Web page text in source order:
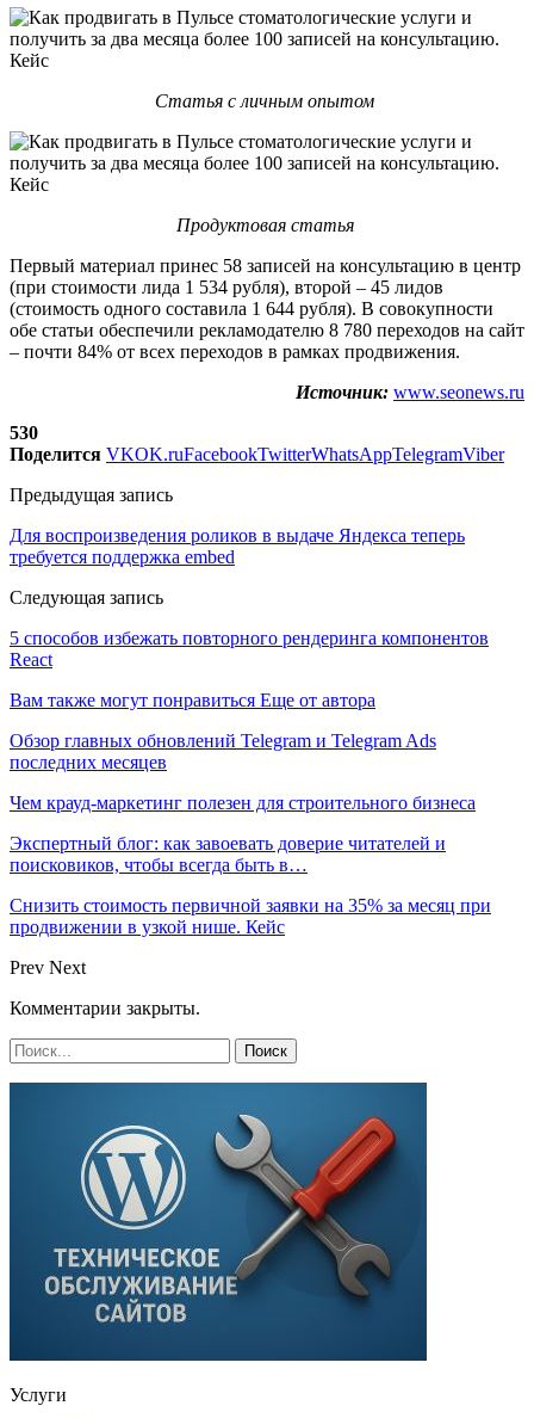
Статья с личным опытом
Продуктовая статья
Первый материал принес 58 записей на консультацию в центр
(при стоимости лида 1 534 рубля), второй – 45 лидов
(стоимость одного составила 1 644 рубля). В совокупности
обе статьи обеспечили рекламодателю 8 780 переходов на сайт
– почти 84% от всех переходов в рамках продвижения.
Источник: www.seonews.ru
530
Поделится VKOK.ruFacebookTwitterWhatsAppTelegramViber
Предыдущая запись
Для воспроизведения роликов в выдаче Яндекса теперь
требуется поддержка embed
Следующая запись
5 способов избежать повторного рендеринга компонентов
React
Вам также могут понравиться Еще от автора
Обзор главных обновлений Telegram и Telegram Ads
последних месяцев
Чем крауд-маркетинг полезен для строительного бизнеса
Экспертный блог: как завоевать доверие читателей и
поисковиков, чтобы всегда быть в…
Снизить стоимость первичной заявки на 35% за месяц при
продвижении в узкой нише. Кейс
Prev Next
Комментарии закрыты.
Услуги